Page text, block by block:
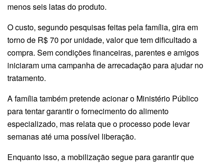
menos seis latas do produto.
O custo, segundo pesquisas feitas pela família, gira em
torno de R$ 70 por unidade, valor que tem dificultado a
compra. Sem condições financeiras, parentes e amigos
iniciaram uma campanha de arrecadação para ajudar no
tratamento.
A família também pretende acionar o Ministério Público
para tentar garantir o fornecimento do alimento
especializado, mas relata que o processo pode levar
semanas até uma possível liberação.
Enquanto isso, a mobilização segue para garantir que